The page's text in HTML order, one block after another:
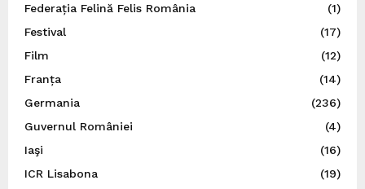
Federația Felină Felis România
(1)
Festival
(17)
Film
(12)
Franța
(14)
Germania
(236)
Guvernul României
(4)
Iaşi
(16)
ICR Lisabona
(19)